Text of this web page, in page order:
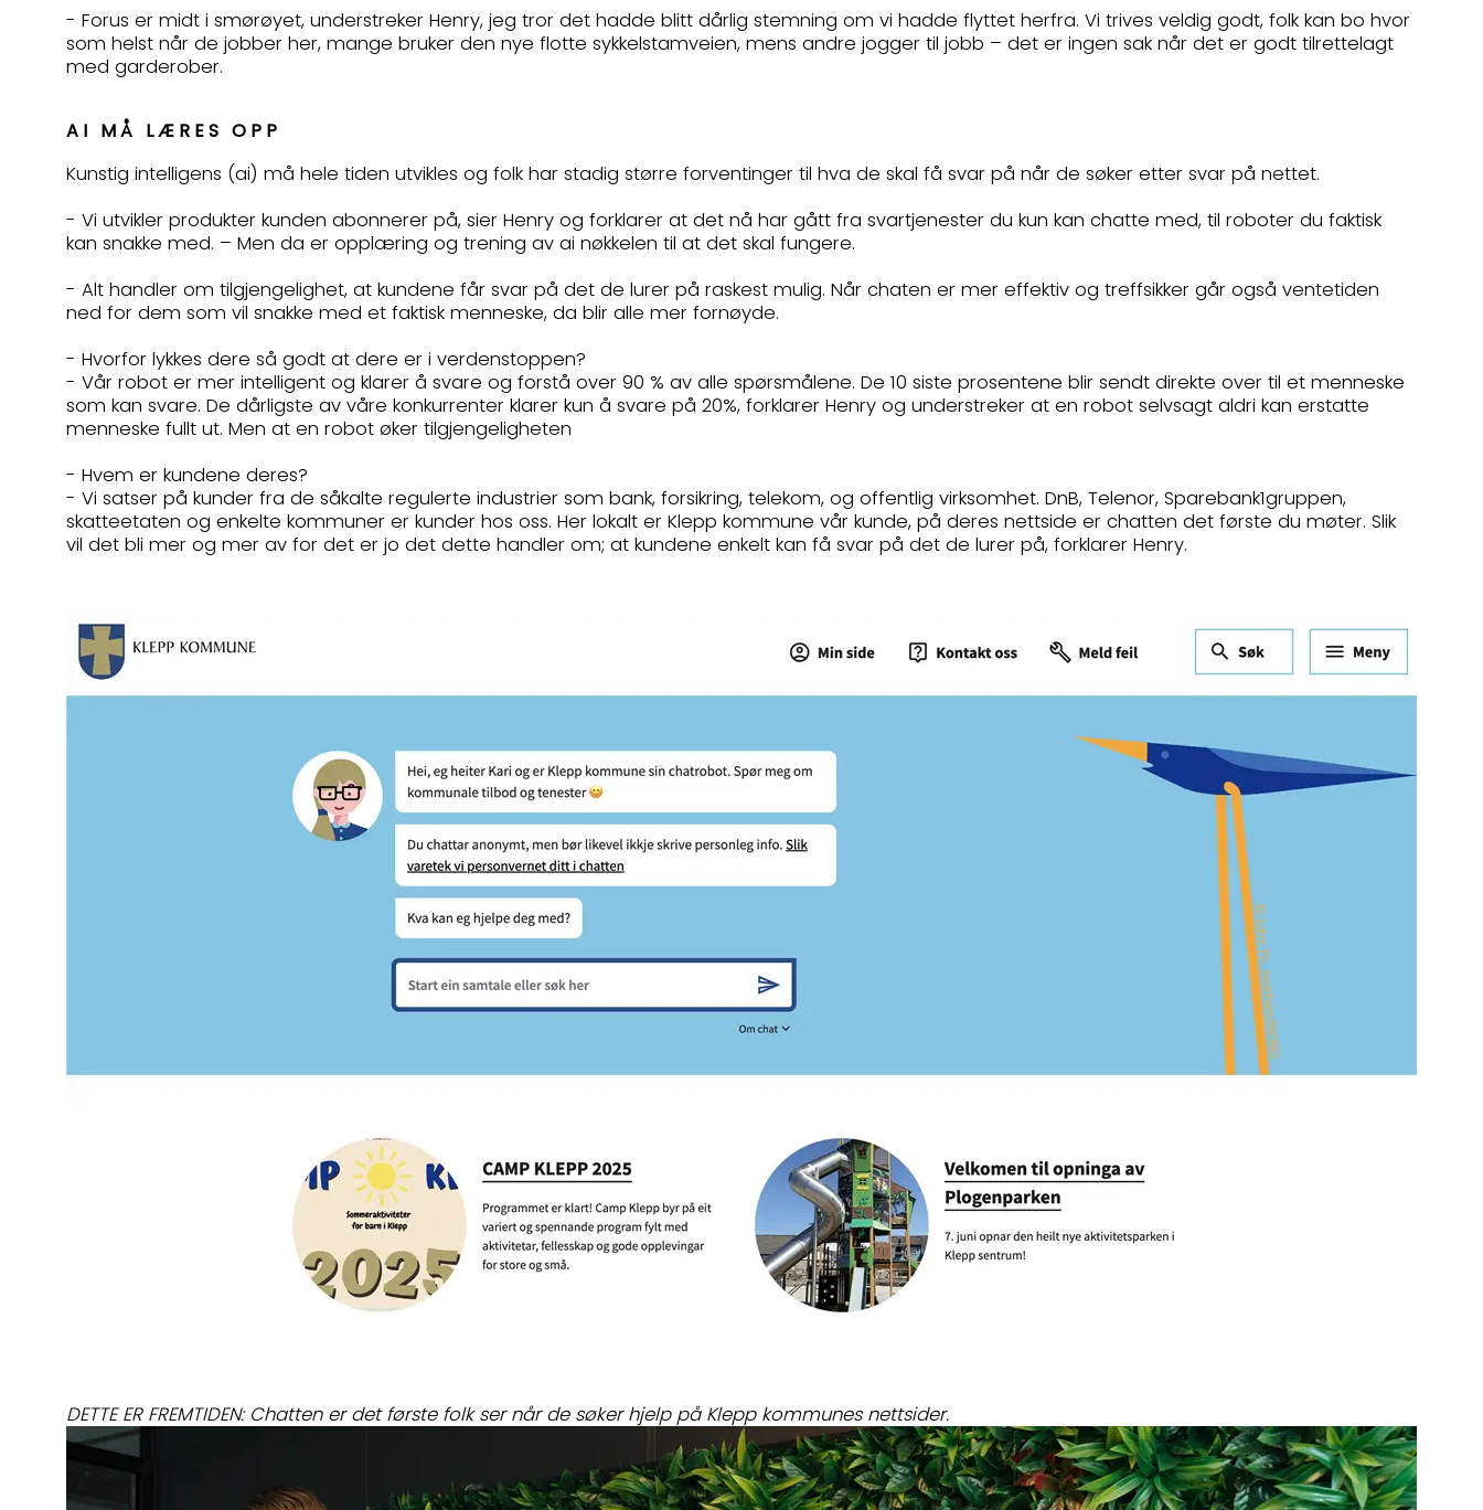
- Forus er midt i smørøyet, understreker Henry, jeg tror det hadde blitt dårlig stemning om vi hadde flyttet herfra. Vi trives veldig godt, folk kan bo hvor
som helst når de jobber her, mange bruker den nye flotte sykkelstamveien, mens andre jogger til jobb – det er ingen sak når det er godt tilrettelagt
med garderober.
AI MÅ LÆRES OPP
Kunstig intelligens (ai) må hele tiden utvikles og folk har stadig større forventinger til hva de skal få svar på når de søker etter svar på nettet.
- Vi utvikler produkter kunden abonnerer på, sier Henry og forklarer at det nå har gått fra svartjenester du kun kan chatte med, til roboter du faktisk
kan snakke med. – Men da er opplæring og trening av ai nøkkelen til at det skal fungere.
- Alt handler om tilgjengelighet, at kundene får svar på det de lurer på raskest mulig. Når chaten er mer effektiv og treffsikker går også ventetiden
ned for dem som vil snakke med et faktisk menneske, da blir alle mer fornøyde.
- Hvorfor lykkes dere så godt at dere er i verdenstoppen?
- Vår robot er mer intelligent og klarer å svare og forstå over 90 % av alle spørsmålene. De 10 siste prosentene blir sendt direkte over til et menneske
som kan svare. De dårligste av våre konkurrenter klarer kun å svare på 20%, forklarer Henry og understreker at en robot selvsagt aldri kan erstatte
menneske fullt ut. Men at en robot øker tilgjengeligheten
- Hvem er kundene deres?
- Vi satser på kunder fra de såkalte regulerte industrier som bank, forsikring, telekom, og offentlig virksomhet. DnB, Telenor, Sparebank1gruppen,
skatteetaten og enkelte kommuner er kunder hos oss. Her lokalt er Klepp kommune vår kunde, på deres nettside er chatten det første du møter. Slik
vil det bli mer og mer av for det er jo det dette handler om; at kundene enkelt kan få svar på det de lurer på, forklarer Henry.
DETTE ER FREMTIDEN: Chatten er det første folk ser når de søker hjelp på Klepp kommunes nettsider.